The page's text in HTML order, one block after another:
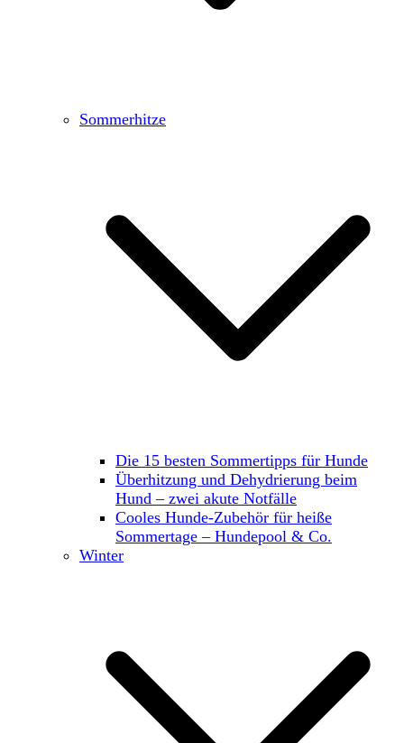
Sommerhitze
Die 15 besten Sommertipps für Hunde
Überhitzung und Dehydrierung beim
Hund – zwei akute Notfälle
Cooles Hunde-Zubehör für heiße
Sommertage – Hundepool & Co.
Winter